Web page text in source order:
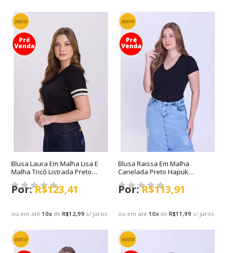
novo
Pré
Venda
Blusa Laura Em Malha Lisa E
Malha Tricô Listrada Preto
Hapuk Outono/Inverno 2026
ou em até10x deR$12,99 s/ juros
R$123,41
novo
Pré
Venda
Blusa Raissa Em Malha
Canelada Preto Hapuk
Outono/Inverno 2026
ou em até10x deR$11,99 s/ juros
R$113,91
novo novo